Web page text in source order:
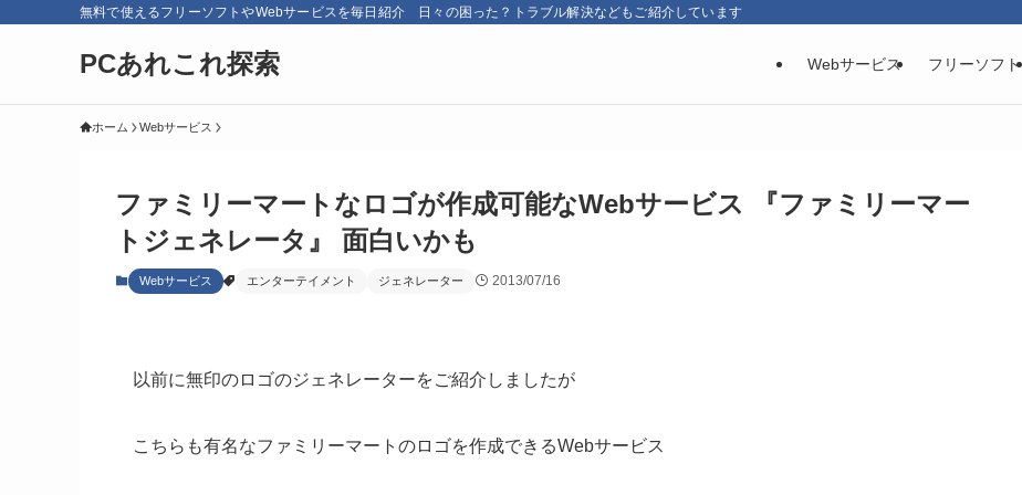
無料で使えるフリーソフトやWebサービスを毎日紹介 日々の困った？トラブル解決などもご紹介しています
PCあれこれ探索 Webサービス フリーソフト
ホーム Webサービス
ファミリーマートなロゴが作成可能なWebサービス 『ファミリーマー
トジェネレータ』 面白いかも
Webサービス エンターテイメント ジェネレーター 2013/07/16
以前に無印のロゴのジェネレーターをご紹介しましたが
こちらも有名なファミリーマートのロゴを作成できるWebサービス